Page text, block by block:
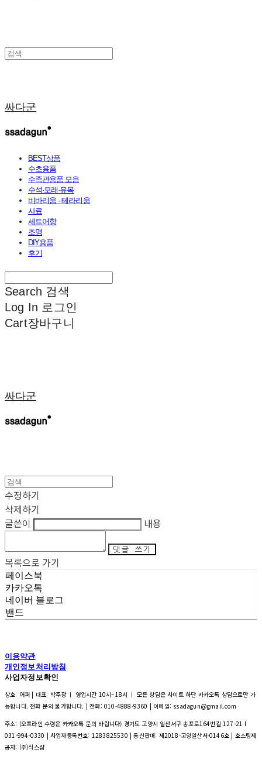
싸다군
BEST상품
수초용품
수족관용품 모음
수석·모래·유목
비바리움 · 테라리움
사료
세트어항
조명
DIY용품
후기
Search 검색
Log In 로그인
Cart장바구니
싸다군
수정하기
삭제하기
글쓴이
내용
댓글 쓰기
목록으로 가기
페이스북
카카오톡
네이버 블로그
밴드
이용약관
개인정보처리방침
사업자정보확인
상호: 어퍼 | 대표: 박주광 ㅣ 영업시간 10시~18시 ㅣ 모든 상담은 사이트 하단 카카오톡 상담으로만 가
능합니다. 전화 문의 불가합니다. | 전화: 010-4888-9360 | 이메일: ssadagun@gmail.com
주소: (오프라인 수령은 카카오톡 문의 바랍니다) 경기도 고양시 일산서구 송포로164번길 127-21 l
031-994-0330 | 사업자등록번호: 1283825530 | 통신판매: 제2018-고양일산서-0146호 | 호스팅제
공자: (주)식스샵